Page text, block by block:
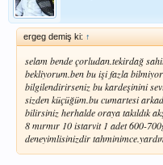
ergeg demiş ki: ↑
selam bende çorludan.tekirdağ
bekliyorum.ben bu işi fazla
bilgilendirirseniz bu kardeşinini
sizden küçüğüm.bu cumartesi
bilirsiniz herhalde oraya takıldık
8 mırmır 10 istarvit 1 adet 600-
deneyimlisinizdir